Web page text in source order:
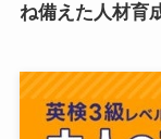
ね備えた人材育